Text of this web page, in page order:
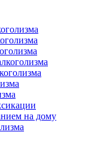
на дому